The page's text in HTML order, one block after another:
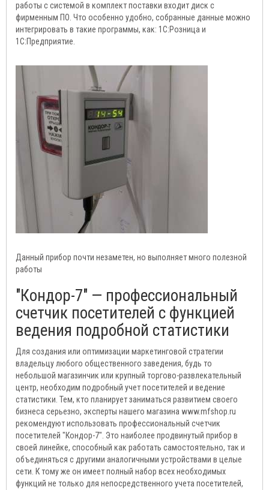
работы с системой в комплект поставки входит диск с
фирменным ПО. Что особенно удобно, собранные данные можно
интегрировать в такие программы, как: 1С:Розница и
1С:Предприятие.
Данный прибор почти незаметен, но выполняет много полезной
работы
"Кондор-7" — профессиональный
счетчик посетителей с функцией
ведения подробной статистики
Для создания или оптимизации маркетинговой стратегии
владельцу любого общественного заведения, будь то
небольшой магазинчик или крупный торгово-развлекательный
центр, необходим подробный учет посетителей и ведение
статистики. Тем, кто планирует заниматься развитием своего
бизнеса серьезно, эксперты нашего магазина www.mfshop.ru
рекомендуют использовать профессиональный счетчик
посетителей "Кондор-7". Это наиболее продвинутый прибор в
своей линейке, способный как работать самостоятельно, так и
объединяться с другими аналогичными устройствами в целые
сети. К тому же он имеет полный набор всех необходимых
функций не только для непосредственного учета посетителей,